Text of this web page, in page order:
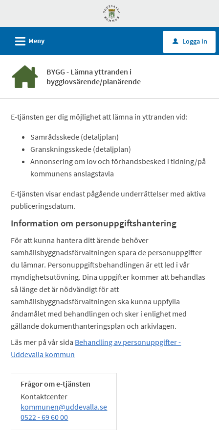
självservice
kommun
L Meny u Logga in
BYGG - Lämna yttranden i
bygglovsärende/planärende
E-tjänsten ger dig möjlighet att lämna in yttranden vid:
Samrådsskede (detaljplan)
Granskningsskede (detaljplan)
Annonsering om lov och förhandsbesked i tidning/på
kommunens anslagstavla
E-tjänsten visar endast pågående underrättelser med aktiva
publiceringsdatum.
Information om personuppgiftshantering
För att kunna hantera ditt ärende behöver
samhällsbyggnadsförvaltningen spara de personuppgifter
du lämnar. Personuppgiftsbehandlingen är ett led i vår
myndighetsutövning. Dina uppgifter kommer att behandlas
så länge det är nödvändigt för att
samhällsbyggnadsförvaltningen ska kunna uppfylla
ändamålet med behandlingen och sker i enlighet med
gällande dokumenthanteringsplan och arkivlagen.
Läs mer på vår sida Behandling av personuppgifter -
Uddevalla kommun
Frågor om e-tjänsten
Kontaktcenter
kommunen@uddevalla.se
0522 - 69 60 00